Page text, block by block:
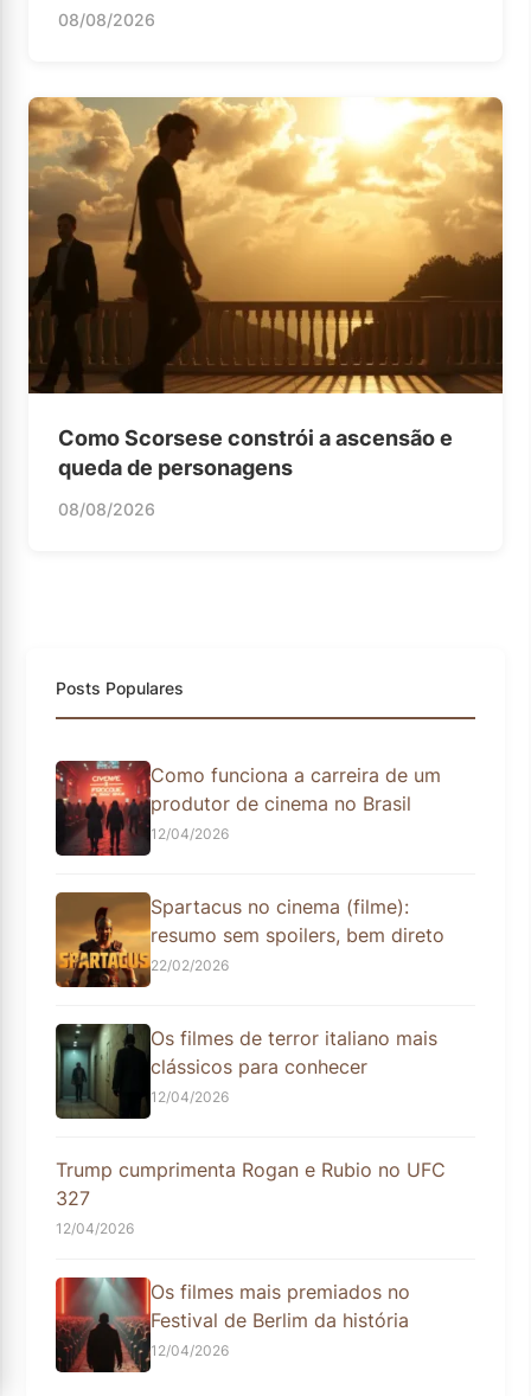
08/08/2026
Como Scorsese constrói a ascensão e
queda de personagens
08/08/2026
Posts Populares
Como funciona a carreira de um
produtor de cinema no Brasil
12/04/2026
Spartacus no cinema (filme):
resumo sem spoilers, bem direto
22/02/2026
Os filmes de terror italiano mais
clássicos para conhecer
12/04/2026
Trump cumprimenta Rogan e Rubio no UFC
327
12/04/2026
Os filmes mais premiados no
Festival de Berlim da história
12/04/2026